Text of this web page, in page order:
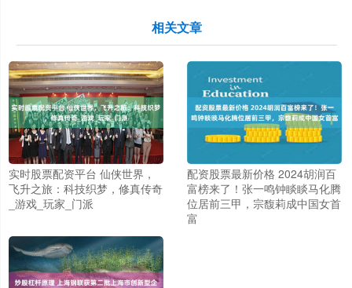
相关文章
实时股票配资平台 仙侠世界，
飞升之旅：科技织梦，修真传奇
_游戏_玩家_门派
配资股票最新价格 2024胡润百
富榜来了！张一鸣钟睒睒马化腾
位居前三甲，宗馥莉成中国女首
富